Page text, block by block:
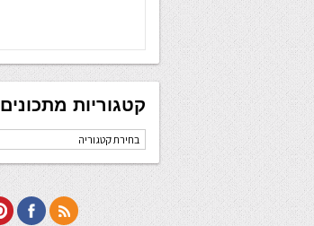
קטגוריות מתכונים
קטגוריות
מתכונים